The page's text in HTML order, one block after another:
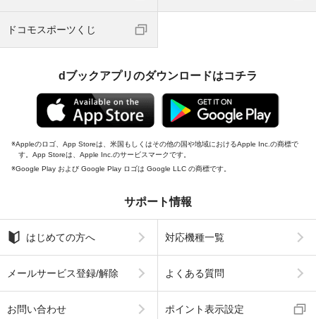
ドコモスポーツくじ
dブックアプリのダウンロードはコチラ
Appleのロゴ、App Storeは、米国もしくはその他の国や地域におけるApple Inc.の商標で
す。App Storeは、Apple Inc.のサービスマークです。
Google Play および Google Play ロゴは Google LLC の商標です。
サポート情報
はじめての方へ 対応機種一覧
メールサービス登録/解除 よくある質問
お問い合わせ ポイント表示設定